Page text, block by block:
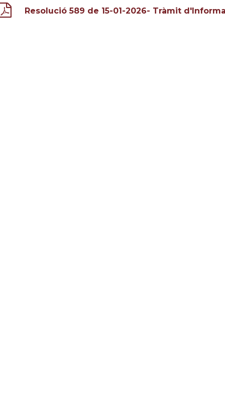
Resolució 589 de 15-01-2026- Tràmit